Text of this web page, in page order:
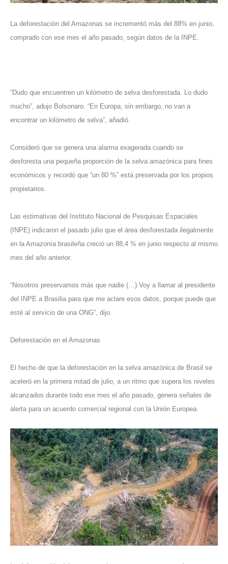
La deforestación del Amazonas se incrementó más del 88% en junio,
comprado con ese mes el año pasado, según datos de la INPE.
“Dudo que encuentren un kilómetro de selva desforestada. Lo dudo
mucho”, adujo Bolsonaro. “En Europa, sin embargo, no van a
encontrar un kilómetro de selva”, añadió.
Consideró que se genera una alarma exagerada cuando se
desforesta una pequeña proporción de la selva amazónica para fines
económicos y recordó que “un 80 %” está preservada por los propios
propietarios.
Las estimativas del Instituto Nacional de Pesquisas Espaciales
(INPE) indicaron el pasado julio que el área desforestada ilegalmente
en la Amazonía brasileña creció un 88,4 % en junio respecto al mismo
mes del año anterior.
“Nosotros preservamos más que nadie (…) Voy a llamar al presidente
del INPE a Brasilia para que me aclare esos datos, porque puede que
esté al servicio de una ONG”, dijo.
Deforestación en el Amazonas
El hecho de que la deforestación en la selva amazónica de Brasil se
aceleró en la primera mitad de julio, a un ritmo que supera los niveles
alcanzados durante todo ese mes el año pasado, genera señales de
alerta para un acuerdo comercial regional con la Unión Europea.